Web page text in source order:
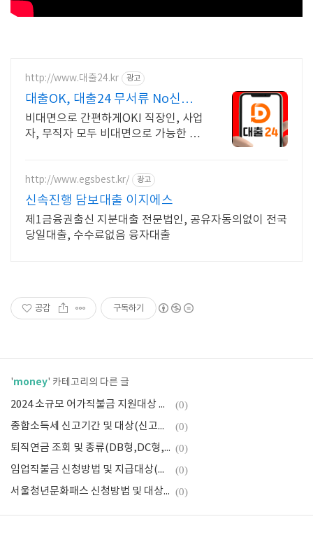
http://www.대출24.kr 광고
대출OK, 대출24 무서류 No신용
대출가능!
비대면으로 간편하게OK! 직장인, 사업
자, 무직자 모두 비대면으로 가능한 대
http://www.egsbest.kr/ 광고
신속진행 담보대출 이지에스
제1금융권출신 지분대출 전문법인, 공유자동의없이 전국
당일대출, 수수료없음 융자대출
공감 구독하기
'money' 카테고리의 다른 글
2024 소규모 어가직불금 지원대상 및 신청방법(어선원 직불제) (0)
종합소득세 신고기간 및 대상(신고방법, 과세표준 및 소득세율, 계산기) (0)
퇴직연금 조회 및 종류(DB형,DC형,IRP), 미청구 퇴직연금 수령방법 (0)
임업직불금 신청방법 및 지급대상(신청기간 및 제출서류, 의무교육 수강) (0)
서울청년문화패스 신청방법 및 대상(복지카드 사용방법) (0)